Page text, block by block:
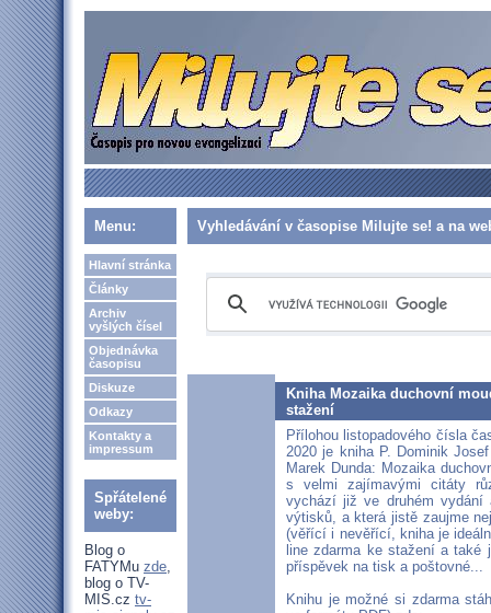
Menu:
Hlavní stránka
Články
Archiv
vyšlých čísel
Objednávka
časopisu
Diskuze
Odkazy
Kontakty a
impressum
Spřátelené
weby:
Blog o
FATYMu zde,
blog o TV-
MIS.cz tv-
Vyhledávání v časopise Milujte se! a na
Kniha Mozaika duchovní
stažení
Přílohou listopadového čísla
2020 je kniha P. Dominik
Marek Dunda: Mozaika
s velmi zajímavými citáty
vychází již ve druhém vydání
výtisků, a která jistě zaujme
(věřící i nevěřící, kniha je
line zdarma ke stažení a
příspěvek na tisk a poštovné...
Knihu je možné si zdarma